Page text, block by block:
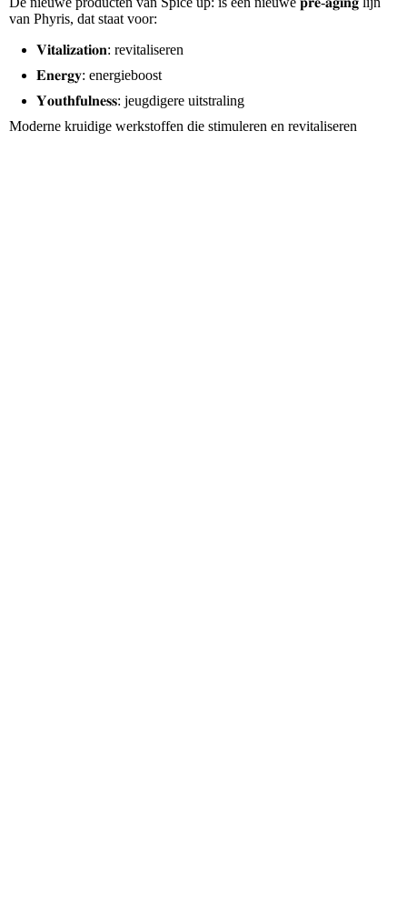
van Phyris, dat staat voor:
𝐕𝐢𝐭𝐚𝐥𝐢𝐳𝐚𝐭𝐢𝐨𝐧: revitaliseren
𝐄𝐧𝐞𝐫𝐠𝐲: energieboost
𝐘𝐨𝐮𝐭𝐡𝐟𝐮𝐥𝐧𝐞𝐬𝐬: jeugdigere uitstraling
Moderne kruidige werkstoffen die stimuleren en revitaliseren